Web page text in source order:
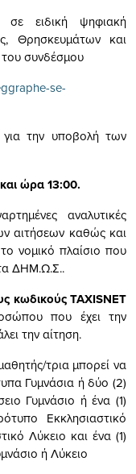
ειδική ψηφιακή
Θρησκευμάτων και
συνδέσμου
se-
την υποβολή των
ώρα 13:00.
αναλυτικές
αιτήσεων καθώς και
νομικό πλαίσιο που
ΔΗΜ.Ω.Σ..
κωδικούςTAXISNET
που έχει την
την αίτηση.
τρια μπορεί να
Γυμνάσια ή δύο (2)
Γυμνάσιο ή ένα (1)
Εκκλησιαστικό
Λύκειο και ένα (1)
ή Λύκειο